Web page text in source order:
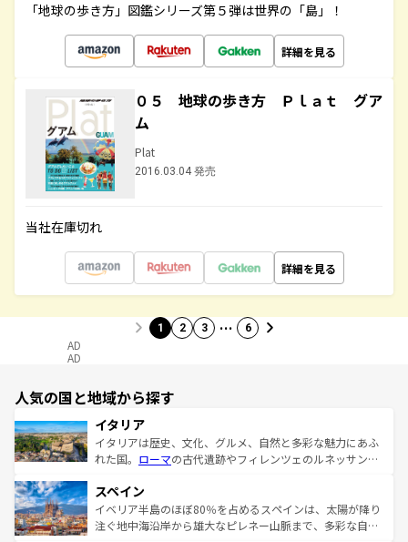
「地球の歩き方」図鑑シリーズ第５弾は世界の「島」！
詳細を見る
０５ 地球の歩き方 Ｐｌａｔ グア
ム
Plat
2016.03.04 発売
当社在庫切れ
詳細を見る
1 2 3 … 6
AD
AD
人気の国と地域から探す
イタリア
イタリアは歴史、文化、グルメ、自然と多彩な魅力にあふ
れた国。 ローマの古代遺跡やフィレンツェのルネッサンス
ろん、トスカーナの美しい田園風景やアマルフィ海岸の絶
景など、自然景観も見逃せない。観光の合間には、本場の
ピザやパスタなど、絶品のイタリア料理を堪能することも
スペイン
イベリア半島のほぼ80％を占めるスペインは、太陽が降り
注ぐ地中海沿岸から雄大なピレネー山脈まで、多彩な自然